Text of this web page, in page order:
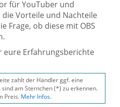
für YouTuber und
Vorteile und Nachteile
Frage, ob diese mit OBS
eure Erfahrungsberichte
zahlt der Händler ggf. eine
sind am Sternchen (*) zu erkennen.
Preis. Mehr Infos.